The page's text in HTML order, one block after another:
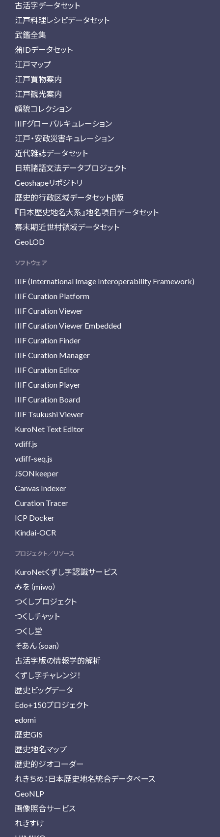
古活字データセット
江戸料理レシピデータセット
武鑑全集
藩IDデータセット
江戸マップ
江戸買物案内
江戸観光案内
顔貌コレクション
IIIFグローバルキュレーション
江戸・安政災害キュレーション
近代雑誌データセット
日琉諸語文法データプロジェクト
Geoshapeリポジトリ
歴史的行政区域データセットβ版
『日本歴史地名大系』地名項目データセット
幕末期近世村領域データセット
GeoLOD
ソフトウェア
IIIF (International Image Interoperability Framework)
IIIF Curation Platform
IIIF Curation Viewer
IIIF Curation Viewer Embedded
IIIF Curation Finder
IIIF Curation Manager
IIIF Curation Editor
IIIF Curation Player
IIIF Curation Board
IIIF Tsukushi Viewer
KuroNet Text Editor
vdiff.js
vdiff-seq.js
JSONkeeper
Canvas Indexer
Curation Tracer
ICP Docker
Kindai-OCR
プロジェクト／リソース
KuroNetくずし字認識サービス
みを（miwo）
つくしプロジェクト
つくしチャット
つくし堂
そあん（soan）
古活字版の情報学的解析
くずし字チャレンジ！
歴史ビッグデータ
Edo+150プロジェクト
edomi
歴史GIS
歴史地名マップ
歴史的ジオコーダー
れきちめ：日本歴史地名統合データベース
GeoNLP
画像照合サービス
れきすけ